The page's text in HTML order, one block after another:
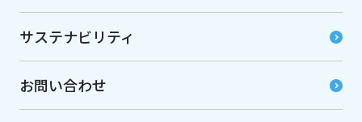
サステナビリティ
お問い合わせ